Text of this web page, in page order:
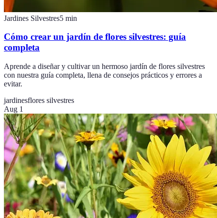
Jardines Silvestres5 min
Cómo crear un jardín de flores silvestres: guía
completa
Aprende a diseñar y cultivar un hermoso jardín de flores silvestres
con nuestra guía completa, llena de consejos prácticos y errores a
evitar.
jardinesflores silvestres
Aug 1